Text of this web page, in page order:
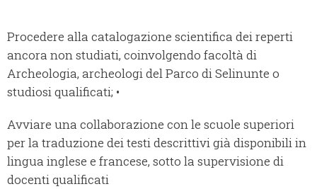
Procedere alla catalogazione scientifica dei reperti
ancora non studiati, coinvolgendo facoltà di
Archeologia, archeologi del Parco di Selinunte o
studiosi qualificati; •
Avviare una collaborazione con le scuole superiori
per la traduzione dei testi descrittivi già disponibili in
lingua inglese e francese, sotto la supervisione di
docenti qualificati